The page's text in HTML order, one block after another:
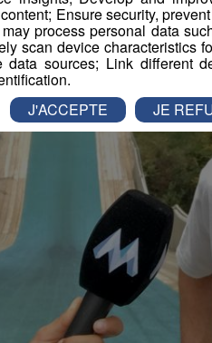
Ensure security,
process personal data
scan device characteristics
data sources; Link different
J'ACCEPTE JE